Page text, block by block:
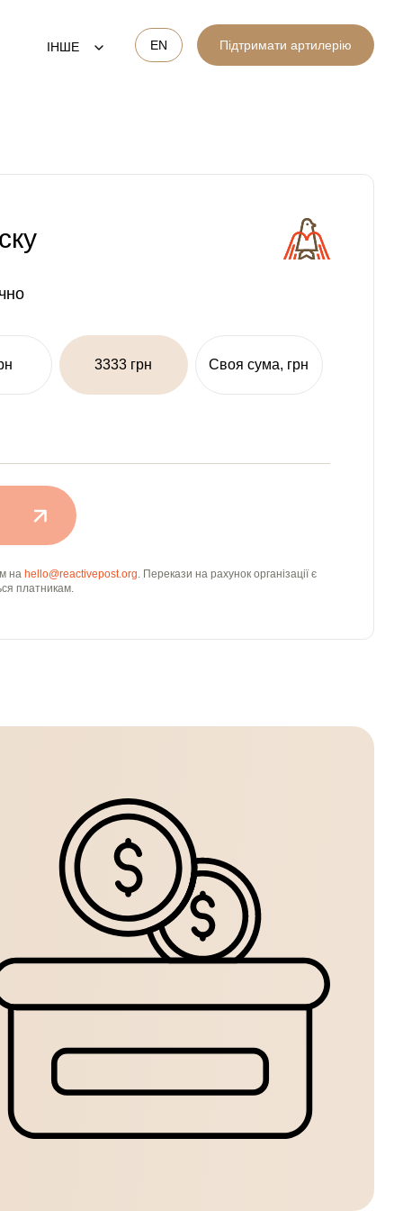
ІНШЕ EN Підтримати артилерію
3333 грн Своя сума, грн
на hello@reactivepost.org. Перекази на рахунок організації є
платникам.